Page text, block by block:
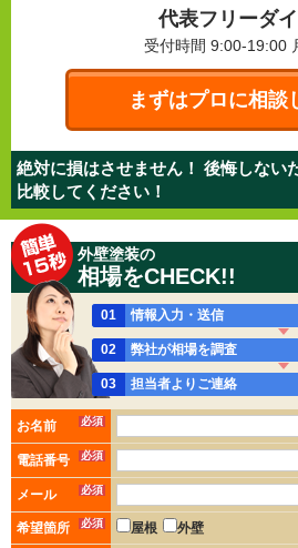
代表フリーダ
受付時間 9:00-19:00
まずはプロに相談
絶対に損はさせません！ 後悔しない
比較してください！
外壁塗装の
相場をCHECK!!
01 情報入力・送信
02 弊社が相場を調査
03 担当者よりご連絡
お名前 必須
電話番号 必須
メール 必須
希望箇所 必須 屋根 外壁